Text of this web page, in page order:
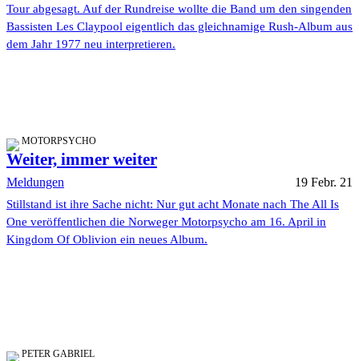
Tour abgesagt. Auf der Rundreise wollte die Band um den singenden
Bassisten Les Claypool eigentlich das gleichnamige Rush-Album aus
dem Jahr 1977 neu interpretieren.
MOTORPSYCHO
Weiter, immer weiter
Meldungen 19 Febr. 21
Stillstand ist ihre Sache nicht: Nur gut acht Monate nach The All Is
One veröffentlichen die Norweger Motorpsycho am 16. April in
Kingdom Of Oblivion ein neues Album.
PETER GABRIEL